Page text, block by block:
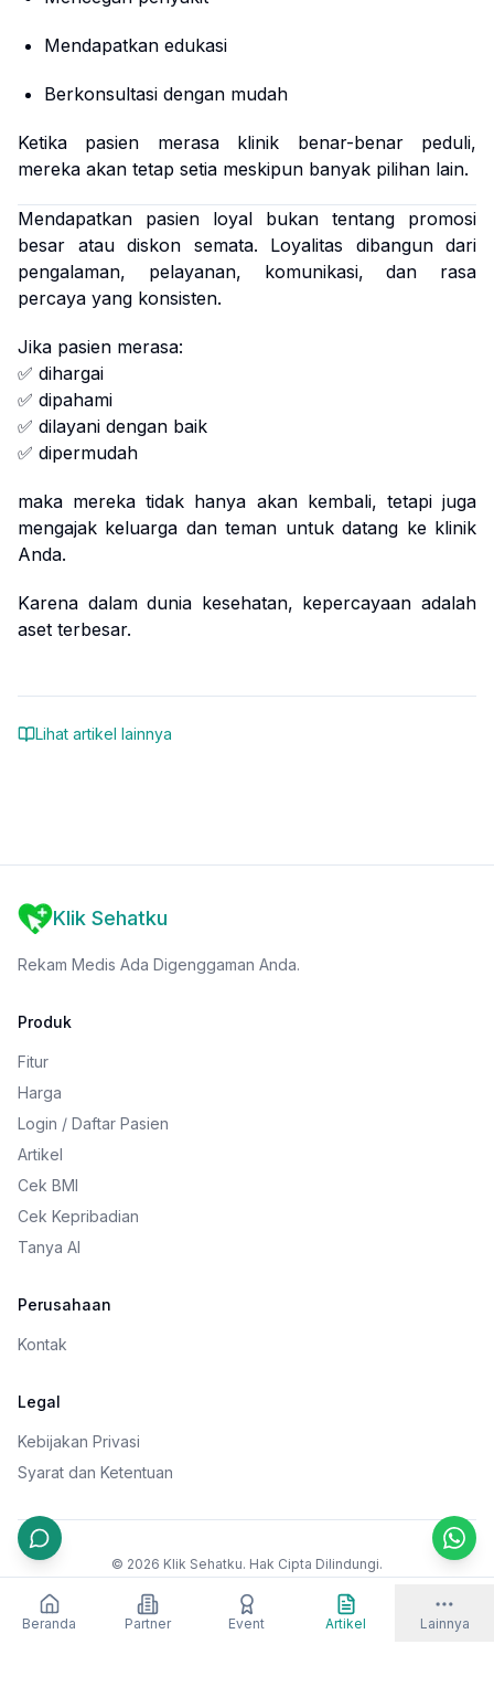
Mendapatkan edukasi
Berkonsultasi dengan mudah
Ketika pasien merasa klinik benar-benar peduli,
mereka akan tetap setia meskipun banyak pilihan lain.
Mendapatkan pasien loyal bukan tentang promosi
besar atau diskon semata. Loyalitas dibangun dari
pengalaman, pelayanan, komunikasi, dan rasa
percaya yang konsisten.
Jika pasien merasa:
✅ dihargai
✅ dipahami
✅ dilayani dengan baik
✅ dipermudah
maka mereka tidak hanya akan kembali, tetapi juga
mengajak keluarga dan teman untuk datang ke klinik
Anda.
Karena dalam dunia kesehatan, kepercayaan adalah
aset terbesar.
Lihat artikel lainnya
Klik Sehatku
Rekam Medis Ada Digenggaman Anda.
Produk
Fitur
Harga
Login / Daftar Pasien
Artikel
Cek BMI
Cek Kepribadian
Tanya AI
Perusahaan
Kontak
Legal
Kebijakan Privasi
Syarat dan Ketentuan
© 2026 Klik Sehatku. Hak Cipta Dilindungi.
Facebook
Twitter Instagram
Beranda Partner Event Artikel Lainnya